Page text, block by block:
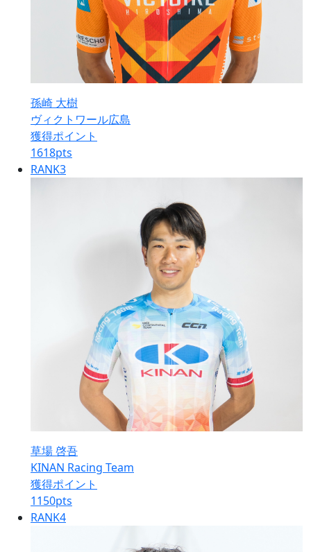
孫崎 大樹
ヴィクトワール広島
獲得ポイント
1618pts
RANK3
草場 啓吾
KINAN Racing Team
獲得ポイント
1150pts
RANK4